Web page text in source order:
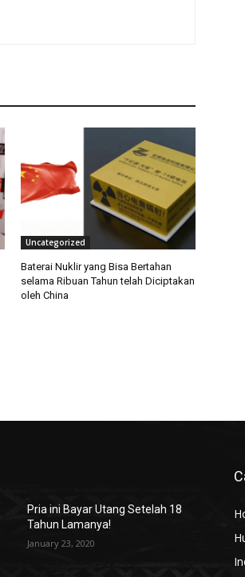
Uncategorized
Baterai Nuklir yang Bisa Bertahan
selama Ribuan Tahun telah Diciptakan
oleh China
Pria ini Bayar Utang Setelah 18
Tahun Lamanya!
January 23, 2020